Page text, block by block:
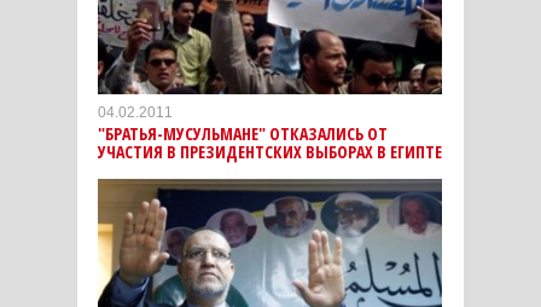
04.02.2011
"БРАТЬЯ-МУСУЛЬМАНЕ" ОТКАЗАЛИСЬ ОТ
УЧАСТИЯ В ПРЕЗИДЕНТСКИХ ВЫБОРАХ В ЕГИПТЕ